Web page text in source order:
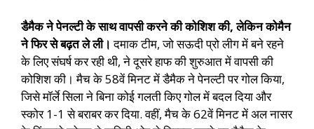
डैमैक ने पेनल्टी के साथ वापसी करने की कोशिश की, लेकिन कोमैन
ने फिर से बढ़त ले ली। दमाक टीम, जो सऊदी प्रो लीग में बने रहने
के लिए संघर्ष कर रही थी, ने दूसरे हाफ की शुरुआत में वापसी की
कोशिश की। मैच के 58वें मिनट में डैमैक ने पेनल्टी पर गोल किया,
जिसे मॉर्ले सिला ने बिना कोई गलती किए गोल में बदल दिया और
स्कोर 1-1 से बराबर कर दिया. वहीं, मैच के 62वें मिनट में अल नासर